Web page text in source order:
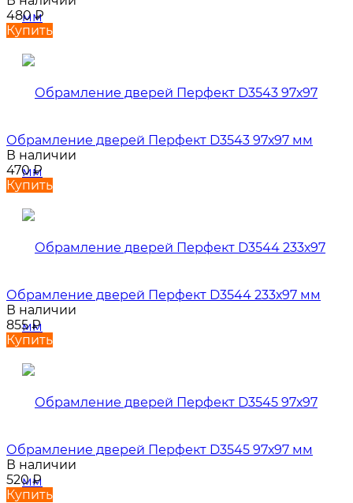
480₽
Купить
Обрамление дверей Перфект D3543 97х97 мм
В наличии
470₽
Купить
Обрамление дверей Перфект D3544 233х97 мм
В наличии
855₽
Купить
Обрамление дверей Перфект D3545 97х97 мм
В наличии
520₽
Купить